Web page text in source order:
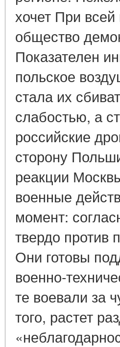
хочет При
общество
Показателен
польское
стала их
слабостью, а
российские
сторону
реакции
военные
момент:
твердо против
Они готовы
военно-
те воевали за
того, растет